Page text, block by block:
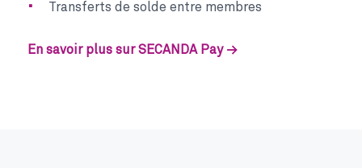
Transferts de solde entre membres
En savoir plus sur SECANDA Pay →